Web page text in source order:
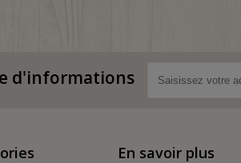
d'informations
En savoir plus